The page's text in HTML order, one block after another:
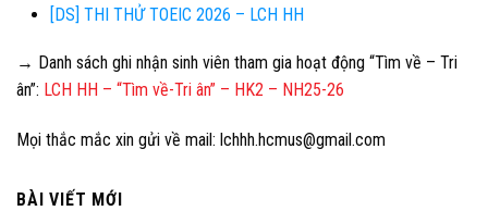
[DS] THI THỬ TOEIC 2026 – LCH HH
→ Danh sách ghi nhận sinh viên tham gia hoạt động “Tìm về – Tri
ân”: LCH HH – “Tìm về-Tri ân” – HK2 – NH25-26
Mọi thắc mắc xin gửi về mail: lchhh.hcmus@gmail.com
BÀI VIẾT MỚI